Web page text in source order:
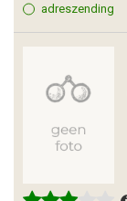
adreszending